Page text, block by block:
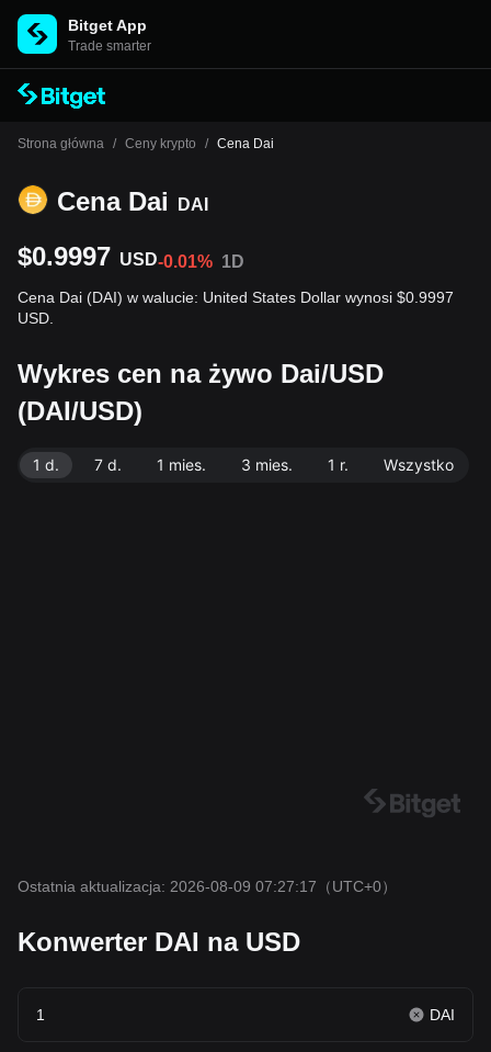
Bitget App
Trade smarter
Strona główna / Ceny krypto / Cena Dai
Cena Dai DAI
$0.9997 USD-0.01% 1D
Cena Dai (DAI) w walucie: United States Dollar wynosi $0.9997
USD.
Wykres cen na żywo Dai/USD
(DAI/USD)
1 d. 7 d. 1 mies. 3 mies. 1 r. Wszystko
Ostatnia aktualizacja: 2026-08-09 07:27:17 （UTC+0）
Konwerter DAI na USD
DAI